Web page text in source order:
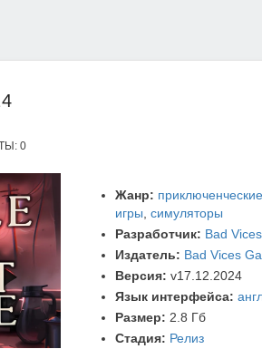
0
Жанр:
игры симуляторы
Разработчик: Bad
Издатель: Bad Vices
Версия: v17.12.2024
Язык интерфейса:
Размер: 2.8 Гб
Стадия: Релиз